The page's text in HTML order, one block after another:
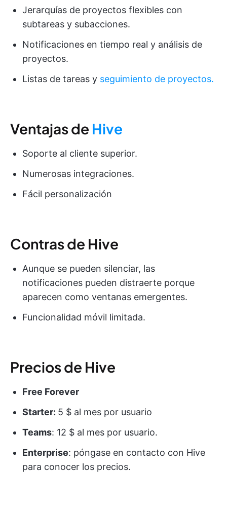
Jerarquías de proyectos flexibles con
subtareas y subacciones.
Notificaciones en tiempo real y análisis de
proyectos.
Listas de tareas y seguimiento de proyectos.
Ventajas de Hive
Soporte al cliente superior.
Numerosas integraciones.
Fácil personalización
Contras de Hive
Aunque se pueden silenciar, las
notificaciones pueden distraerte porque
aparecen como ventanas emergentes.
Funcionalidad móvil limitada.
Precios de Hive
Free Forever
Starter: 5 $ al mes por usuario
Teams: 12 $ al mes por usuario.
Enterprise: póngase en contacto con Hive
para conocer los precios.